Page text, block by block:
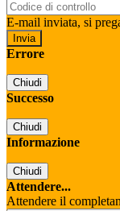
E-mail inviata, si
Errore
Chiudi
Successo
Chiudi
Informazione
Chiudi
Attendere...
Attendere il